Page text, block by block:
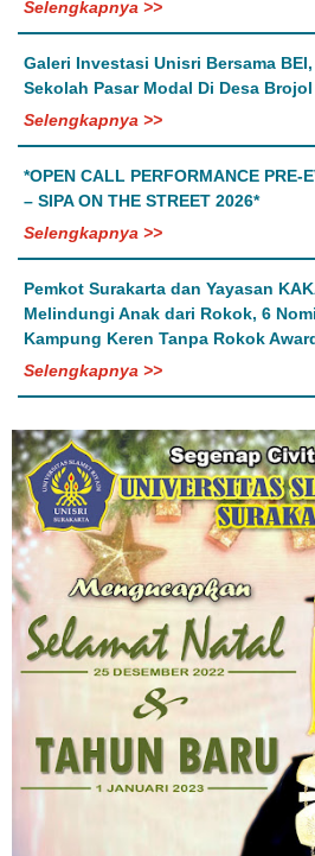
Selengkapnya >>
Galeri Investasi Unisri Bersama
Sekolah Pasar Modal Di Desa Brojol
Selengkapnya >>
*OPEN CALL PERFORMANCE PRE-
– SIPA ON THE STREET 2026*
Selengkapnya >>
Pemkot Surakarta dan Yayasan
Melindungi Anak dari Rokok, 6
Kampung Keren Tanpa Rokok
Selengkapnya >>